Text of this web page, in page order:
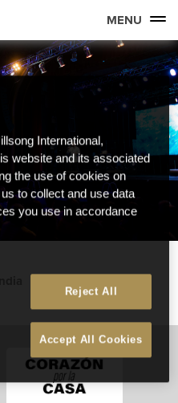
MENU
International,
website and its associated
the use of cookies on
to collect and use data
you use in accordance
Reject All
Accept All Cookies